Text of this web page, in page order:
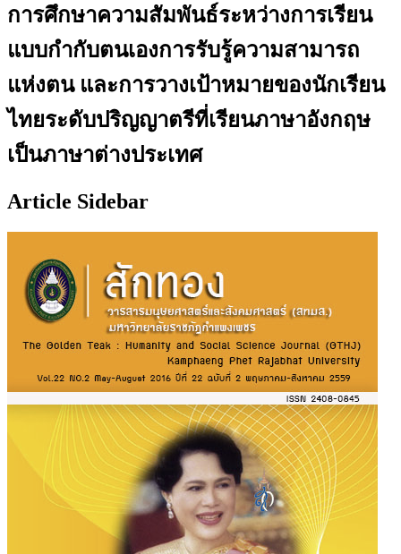
การศึกษาความสัมพันธ์ระหว่างการเรียน
แบบกำกับตนเองการรับรู้ความสามารถ
แห่งตน และการวางเป้าหมายของนักเรียน
ไทยระดับปริญญาตรีที่เรียนภาษาอังกฤษ
เป็นภาษาต่างประเทศ
Article Sidebar